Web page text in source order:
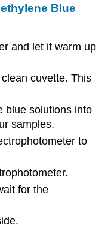
Blue
and let it warm up
cuvette. This
blue solutions into
samples.
to
for the